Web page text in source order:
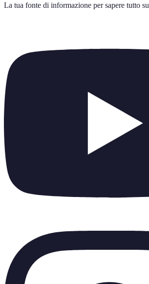
La tua fonte di informazione per sapere tutto su